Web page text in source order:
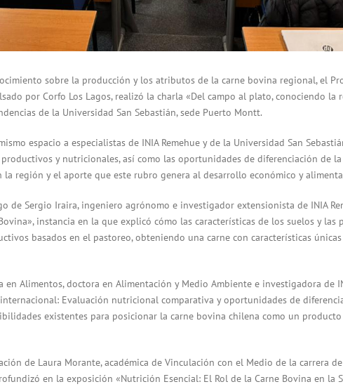
sobre la producción y los atributos de la carne bovina regional, el
por Corfo Los Lagos, realizó la charla «Del campo al plato, conociendo la
de la Universidad San Sebastián, sede Puerto Montt.
espacio a especialistas de INIA Remehue y de la Universidad San
y nutricionales, así como las oportunidades de diferenciación de
región y el aporte que este rubro genera al desarrollo económico y
de Sergio Iraira, ingeniero agrónomo e investigador extensionista de INIA
instancia en la que explicó cómo las características de los suelos y las
basados en el pastoreo, obteniendo una carne con características
en Alimentos, doctora en Alimentación y Medio Ambiente e investigadora de
Evaluación nutricional comparativa y oportunidades de
existentes para posicionar la carne bovina chilena como un
de Laura Morante, académica de Vinculación con el Medio de la carrera
en la exposición «Nutrición Esencial: El Rol de la Carne Bovina en la